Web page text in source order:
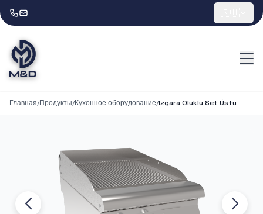
Главная/Продукты/Кухонное оборудование/Izgara Oluklu Set Üstü